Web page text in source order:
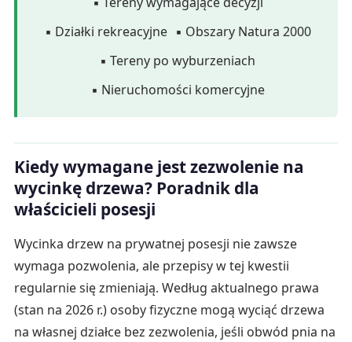
▪ Działki rekreacyjne ▪ Obszary Natura 2000
▪ Tereny po wyburzeniach
▪ Nieruchomości komercyjne
Kiedy wymagane jest zezwolenie na
wycinkę drzewa? Poradnik dla
właścicieli posesji
Wycinka drzew na prywatnej posesji nie zawsze
wymaga pozwolenia, ale przepisy w tej kwestii
regularnie się zmieniają. Według aktualnego prawa
(stan na 2026 r.) osoby fizyczne mogą wyciąć drzewa
na własnej działce bez zezwolenia, jeśli obwód pnia na